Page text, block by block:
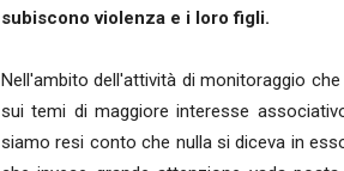
subiscono violenza e i loro figli.
Nell'ambito dell'attività di monitoraggio
sui temi di maggiore interesse
siamo resi conto che nulla si diceva in